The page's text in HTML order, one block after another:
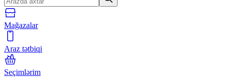
Mağazalar
Araz tətbiqi
Seçimlərim